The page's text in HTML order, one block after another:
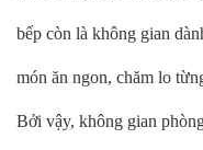
bếp còn là không gian
món ăn ngon, chăm lo
Bởi vậy, không gian